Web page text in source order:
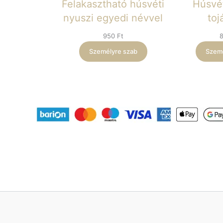
Felakasztható húsvéti
nyuszi egyedi névvel
950 Ft
Személyre szab